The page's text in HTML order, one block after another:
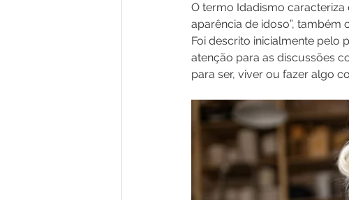
O termo Idadismo
aparência de idoso”, também
Foi descrito inicialmente pelo
atenção para as discussões
para ser, viver ou fazer algo